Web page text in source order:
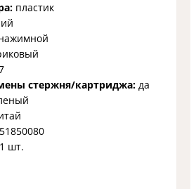
пластик
стержня/картриджа: да
1 шт.